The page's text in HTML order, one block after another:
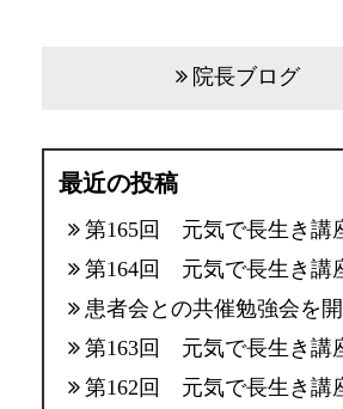
院長ブログ
最近の投稿
第165回 元気で長生き講
第164回 元気で長生き講
患者会との共催勉強会を
第163回 元気で長生き講
第162回 元気で長生き講